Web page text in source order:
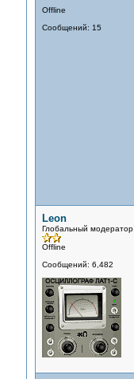
Offline
Сообщений: 15
Leon
Глобальный модератор
Offline
Сообщений: 6,482